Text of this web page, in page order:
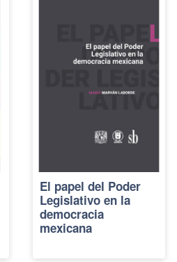
El papel del Poder
Legislativo en la
democracia
mexicana